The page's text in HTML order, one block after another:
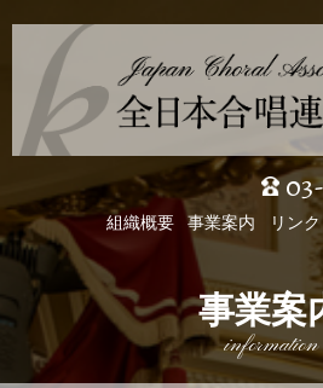
組織概要 事業案内 リンク
事業案
information